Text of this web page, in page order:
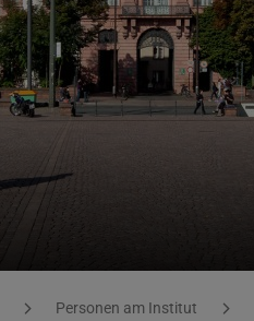
Personen am Institut